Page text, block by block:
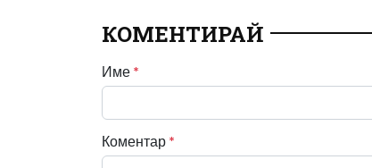
КОМЕНТИРАЙ
Име *
Коментар *